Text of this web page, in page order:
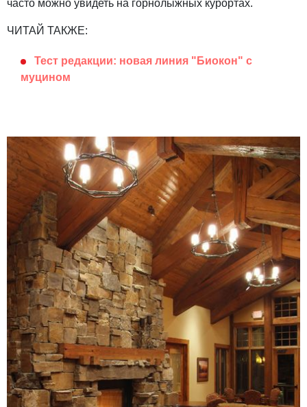
часто можно увидеть на горнолыжных курортах.
ЧИТАЙ ТАКЖЕ:
Тест редакции: новая линия "Биокон" с
муцином